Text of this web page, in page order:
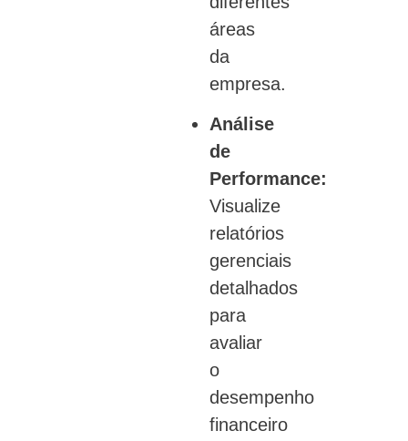
áreas
da
empresa.
Análise
de
Performance:
Visualize
relatórios
gerenciais
detalhados
para
avaliar
o
desempenho
financeiro